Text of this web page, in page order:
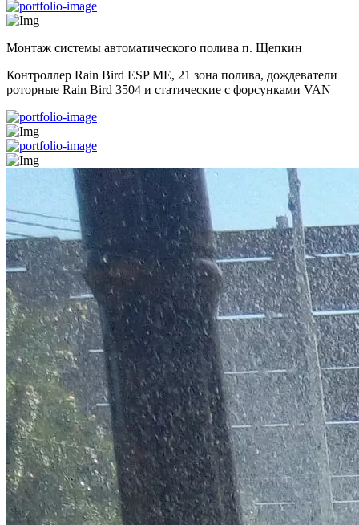
Монтаж системы автоматического полива п. Щепкин
Контроллер Rain Bird ESP ME, 21 зона полива, дождеватели
роторные Rain Bird 3504 и статические с форсунками VAN